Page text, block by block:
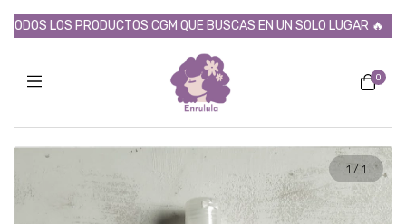
LOS PRODUCTOS CGM QUE BUSCAS EN UN SOLO LUGAR 🔥
0
1 / 1